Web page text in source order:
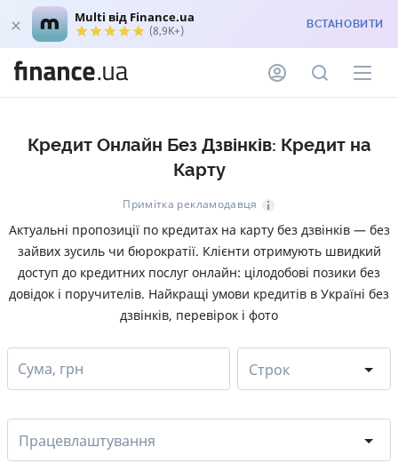
Multi від Finance.ua
(8,9K+) ВСТАНОВИТИ
Кредит Онлайн Без Дзвінків: Кредит на
Карту
Примітка рекламодавця
Актуальні пропозиції по кредитах на карту без дзвінків — без
зайвих зусиль чи бюрократії. Клієнти отримують швидкий
доступ до кредитних послуг онлайн: цілодобові позики без
довідок і поручителів. Найкращі умови кредитів в Україні без
дзвінків, перевірок і фото
Сума, грн Строк
Працевлаштування